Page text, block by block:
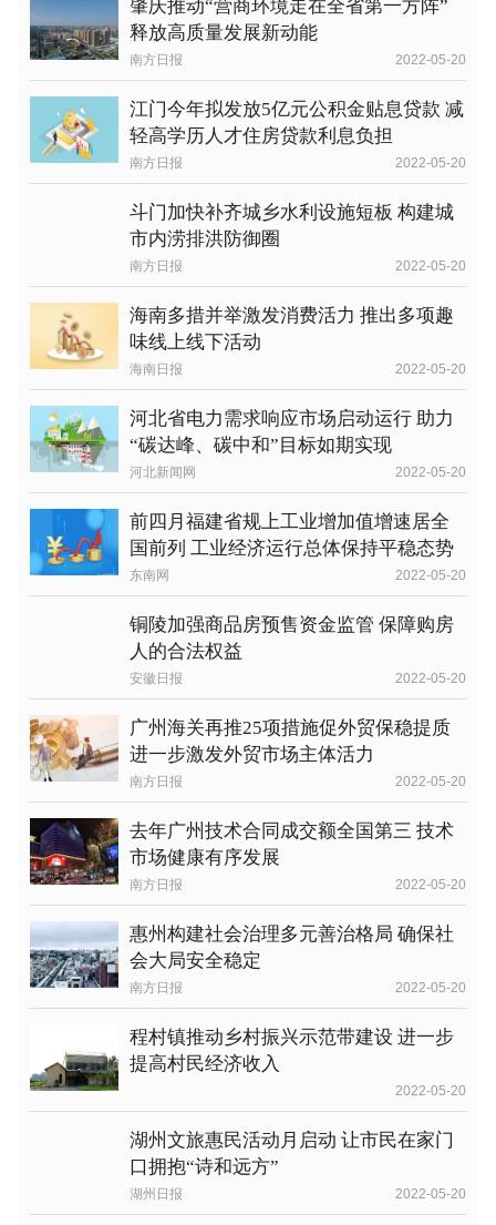
肇庆推动“营商环境走在全省第一方阵”
释放高质量发展新动能
南方日报 2022-05-20
江门今年拟发放5亿元公积金贴息贷款 减
轻高学历人才住房贷款利息负担
南方日报 2022-05-20
斗门加快补齐城乡水利设施短板 构建城
市内涝排洪防御圈
南方日报 2022-05-20
海南多措并举激发消费活力 推出多项趣
味线上线下活动
海南日报 2022-05-20
河北省电力需求响应市场启动运行 助力
“碳达峰、碳中和”目标如期实现
河北新闻网 2022-05-20
前四月福建省规上工业增加值增速居全
国前列 工业经济运行总体保持平稳态势
东南网 2022-05-20
铜陵加强商品房预售资金监管 保障购房
人的合法权益
安徽日报 2022-05-20
广州海关再推25项措施促外贸保稳提质
进一步激发外贸市场主体活力
南方日报 2022-05-20
去年广州技术合同成交额全国第三 技术
市场健康有序发展
南方日报 2022-05-20
惠州构建社会治理多元善治格局 确保社
会大局安全稳定
南方日报 2022-05-20
程村镇推动乡村振兴示范带建设 进一步
提高村民经济收入
2022-05-20
湖州文旅惠民活动月启动 让市民在家门
口拥抱“诗和远方”
湖州日报 2022-05-20